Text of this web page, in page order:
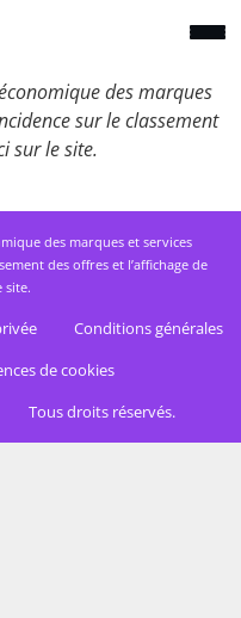
des marques
sur le classement
sur le site.
des marques et services
des offres et l’affichage de
site.
Conditions générales
de cookies
Tous droits réservés.